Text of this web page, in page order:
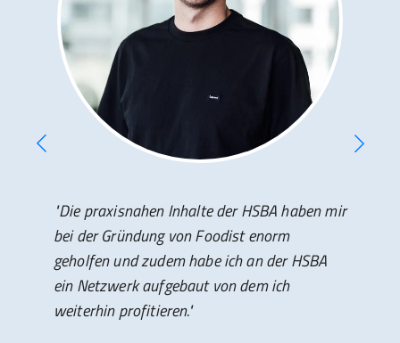
"Die praxisnahen Inhalte der HSBA haben mir
bei der Gründung von Foodist enorm
geholfen und zudem habe ich an der HSBA
ein Netzwerk aufgebaut von dem ich
weiterhin profitieren."